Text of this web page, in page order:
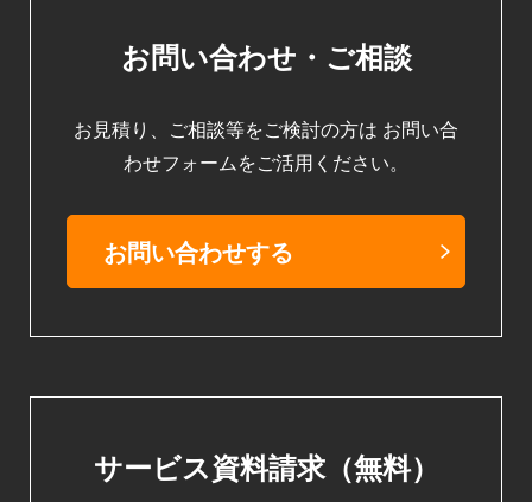
お問い合わせ・ご相談
お見積り、ご相談等をご検討の方は お問い合
わせフォームをご活用ください。
お問い合わせする
サービス資料請求（無料）